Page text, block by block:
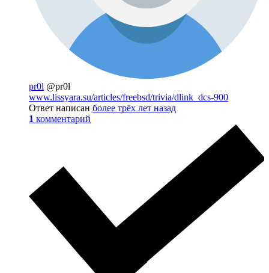
pr0l @pr0l
www.lissyara.su/articles/freebsd/trivia/dlink_dcs-900
Ответ написан более трёх лет назад
1 комментарий